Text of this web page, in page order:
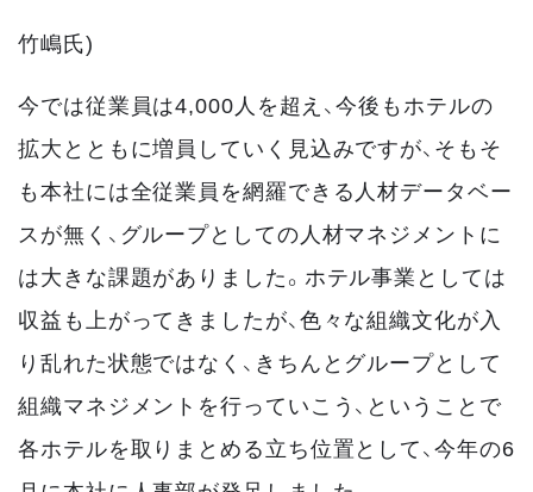
竹嶋氏)
今では従業員は4,000人を超え、今後もホテルの
拡大とともに増員していく見込みですが、そもそ
も本社には全従業員を網羅できる人材データベー
スが無く、グループとしての人材マネジメントに
は大きな課題がありました。ホテル事業としては
収益も上がってきましたが、色々な組織文化が入
り乱れた状態ではなく、きちんとグループとして
組織マネジメントを行っていこう、ということで
各ホテルを取りまとめる立ち位置として、今年の6